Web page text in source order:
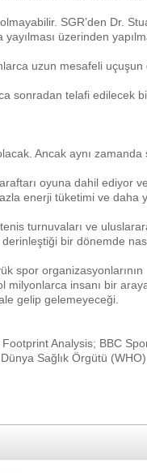
SGR’den Dr.
üzerinden
uzun mesafeli uçuşun
sonradan telafi edilecek
Ancak aynı zamanda
oyuna dahil ediyor
enerji tüketimi ve daha
turnuvaları ve
bir dönemde
spor organizasyonlarının
milyonlarca insanı bir
gelip gelemeyeceği.
Analysis; BBC
Sağlık Örgütü